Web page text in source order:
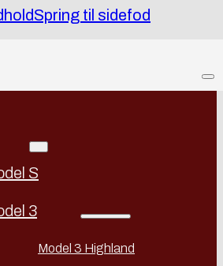
Spring til sidefod
S
3
Model 3 Highland